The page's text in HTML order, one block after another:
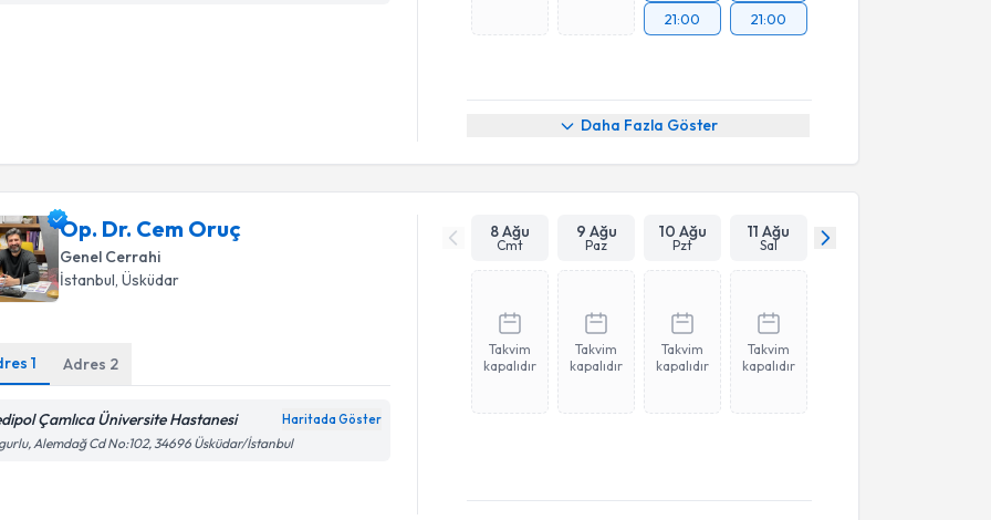
21:00
21:00
Daha Fazla Göster
Op. Dr. Cem Oruç
Genel Cerrahi
İstanbul , Üsküdar
1 Adres 2
Çamlıca Üniversite Hastanesi Haritada Göster
Alemdağ Cd No:102, 34696 Üsküdar/İstanbul
8 Ağu
Cmt
9 Ağu
Paz
10 Ağu
Pzt
11 Ağu
Sal
Takvim
kapalıdır
Takvim
kapalıdır
Takvim
kapalıdır
Takvim
kapalıdır